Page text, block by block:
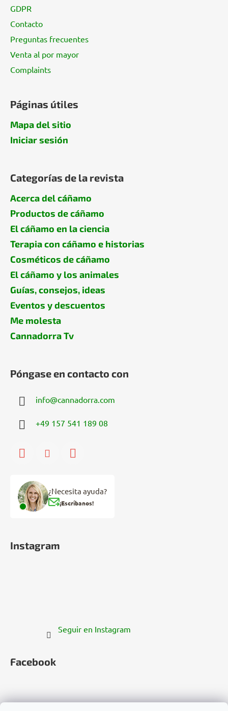
GDPR
Contacto
Preguntas frecuentes
Venta al por mayor
Complaints
Páginas útiles
Mapa del sitio
Iniciar sesión
Categorías de la revista
Acerca del cáñamo
Productos de cáñamo
El cáñamo en la ciencia
Terapia con cáñamo e historias
Cosméticos de cáñamo
El cáñamo y los animales
Guías, consejos, ideas
Eventos y descuentos
Me molesta
Cannadorra Tv
Póngase en contacto con
info@cannadorra.com
+49 157 541 189 08
¿Necesita ayuda?
¡Escríbanos!
Instagram
Seguir en Instagram
Facebook